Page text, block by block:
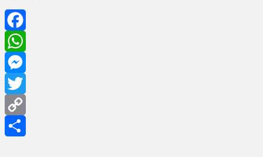
Facebook
WhatsApp
Messenger
Twitter
Copy